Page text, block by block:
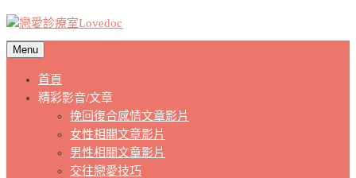
Menu
首頁
精彩影音/文章
挽回復合感情文章影片
女性相關文章影片
男性相關文章影片
交往戀愛技巧